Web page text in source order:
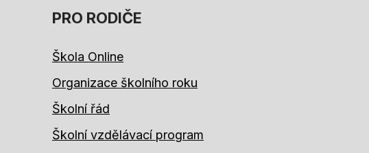
PRO RODIČE
Škola Online
Organizace školního roku
Školní řád
Školní vzdělávací program